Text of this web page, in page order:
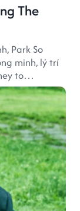
The
Park So
minh, lý trí
to